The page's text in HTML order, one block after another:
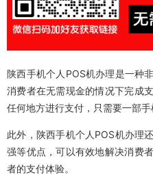
陕西手机个人POS机办理是一种
消费者在无需现金的情况下完成
任何地方进行支付，只需要一部手
此外，陕西手机个人POS机办理
强等优点，可以有效地解决消费
者的支付体验。